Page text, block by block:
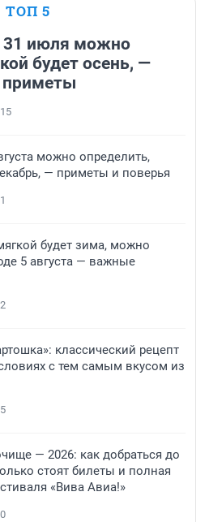
ТОП 5
31 июля можно
будет осень, —
15
можно определить,
— приметы и поверья
будет зима, можно
5 августа — важные
классический рецепт
с тем самым вкусом из
— 2026: как добраться до
стоят билеты и полная
«Вива Авиа!»